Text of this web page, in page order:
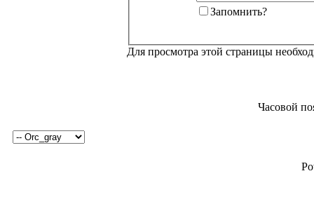
Запомнить?
Для просмотра этой страницы
Часовой